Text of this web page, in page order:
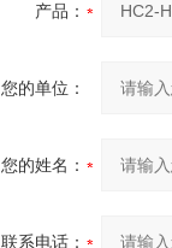
产品：
您的单位：
您的姓名：
联系电话：